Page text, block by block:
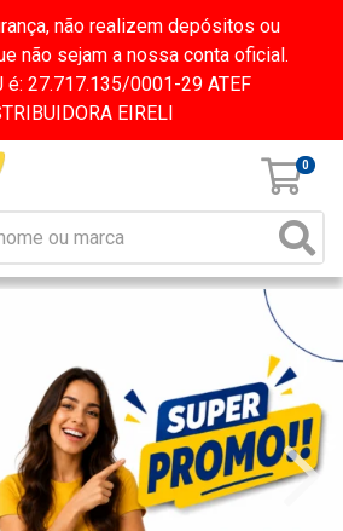
não realizem depósitos ou
não sejam a nossa conta oficial.
é: 27.717.135/0001-29 ATEF
EIRELI
0